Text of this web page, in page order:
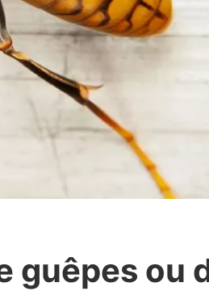
guêpes ou